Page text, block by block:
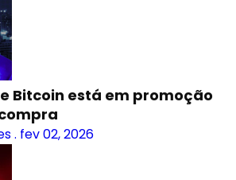
Bitcoin está em promoção
. fev 02, 2026